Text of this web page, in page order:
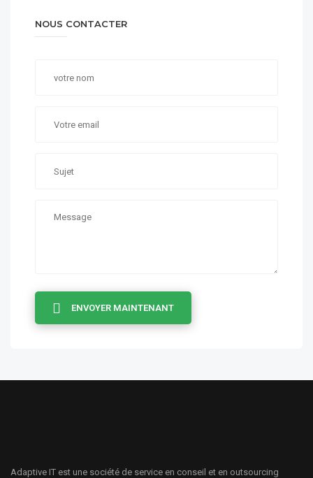
NOUS CONTACTER
ENVOYER MAINTENANT
Adaptive IT est une société de service en conseil et en outsourcing